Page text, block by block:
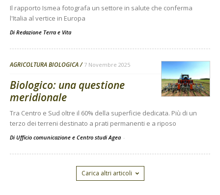
Il rapporto Ismea fotografa un settore in salute che conferma
l'Italia al vertice in Europa
Di Redazione Terra e Vita
AGRICOLTURA BIOLOGICA 7 Novembre 2025
Biologico: una questione
meridionale
Tra Centro e Sud oltre il 60% della superficie dedicata. Più di un
terzo dei terreni destinato a prati permanenti e a riposo
Di Ufficio comunicazione e Centro studi Agea -
Carica altri articoli